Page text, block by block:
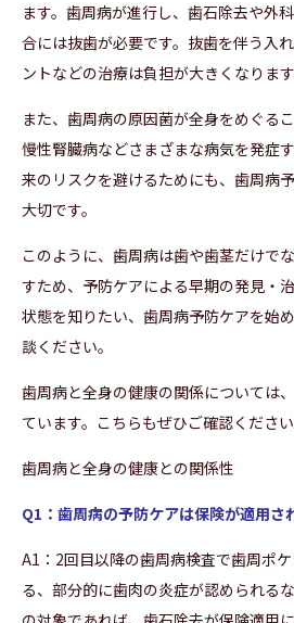
ます。歯周病が進行し、歯石除去や外
合には抜歯が必要です。抜歯を伴う入
ントなどの治療は負担が大きくなります
また、歯周病の原因菌が全身をめぐる
慢性腎臓病などさまざまな病気を発症
来のリスクを避けるためにも、歯周病
大切です。
このように、歯周病は歯や歯茎だけで
すため、予防ケアによる早期の発見・
状態を知りたい、歯周病予防ケアを始
談ください。
歯周病と全身の健康の関係については
ています。こちらもぜひご確認ください
歯周病と全身の健康との関係性
Q1：歯周病の予防ケアは保険が適用さ
A1：2回目以降の歯周病検査で歯周ポ
る、部分的に歯肉の炎症が認められる